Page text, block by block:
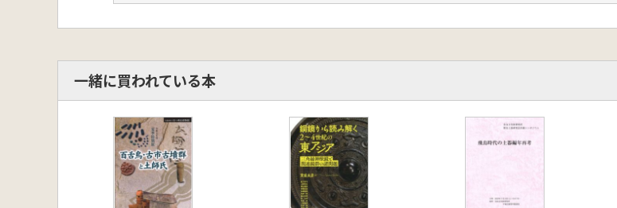
橋本達也「大隅・薩摩地域における古墳時代中期の集落と古墳」
【追加資料冊子】(A4判 84頁)
紙上発表
態・首長居館・交易拠点」
一緒に買われている本